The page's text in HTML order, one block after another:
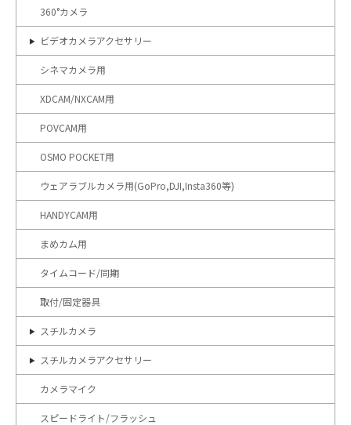
360°カメラ
ビデオカメラアクセサリー
シネマカメラ用
XDCAM/NXCAM用
POVCAM用
OSMO POCKET用
ウェアラブルカメラ用(GoPro,DJI,Insta360等)
HANDYCAM用
まめカム用
タイムコード/同期
取付/固定器具
スチルカメラ
スチルカメラアクセサリー
カメラマイク
スピードライト/フラッシュ